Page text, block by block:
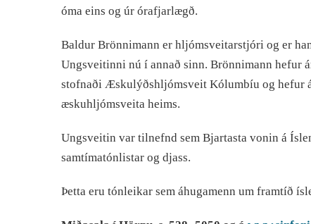
óma eins og úr órafjarlægð.
Baldur Brönnimann er hljómsveitarstjóri og er
Ungsveitinni nú í annað sinn. Brönnimann hefur
stofnaði Æskulýðshljómsveit Kólumbíu og hefur
æskuhljómsveita heims.
Ungsveitin var tilnefnd sem Bjartasta vonin á
samtímatónlistar og djass.
Þetta eru tónleikar sem áhugamenn um framtíð